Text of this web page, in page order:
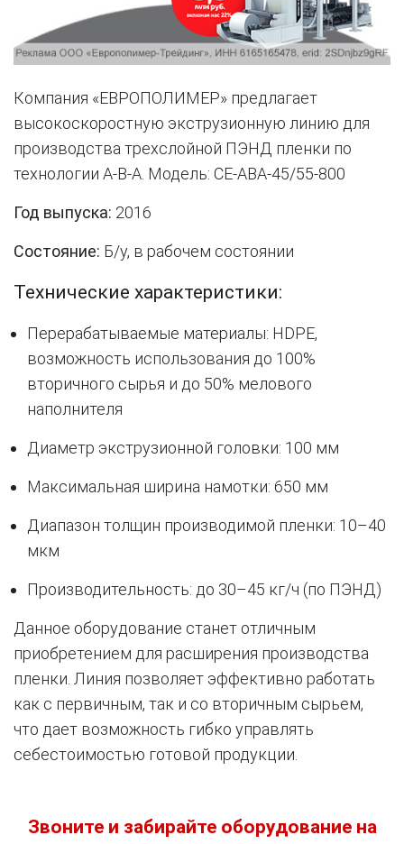
Компания «ЕВРОПОЛИМЕР» предлагает
высокоскоростную экструзионную линию для
производства трехслойной ПЭНД пленки по
технологии А-В-А. Модель: CE-ABA-45/55-800
Год выпуска: 2016
Состояние: Б/у, в рабочем состоянии
Технические характеристики:
Перерабатываемые материалы: HDPE,
возможность использования до 100%
вторичного сырья и до 50% мелового
наполнителя
Диаметр экструзионной головки: 100 мм
Максимальная ширина намотки: 650 мм
Диапазон толщин производимой пленки: 10–40
мкм
Производительность: до 30–45 кг/ч (по ПЭНД)
Данное оборудование станет отличным
приобретением для расширения производства
пленки. Линия позволяет эффективно работать
как с первичным, так и со вторичным сырьем,
что дает возможность гибко управлять
себестоимостью готовой продукции.
Звоните и забирайте оборудование на